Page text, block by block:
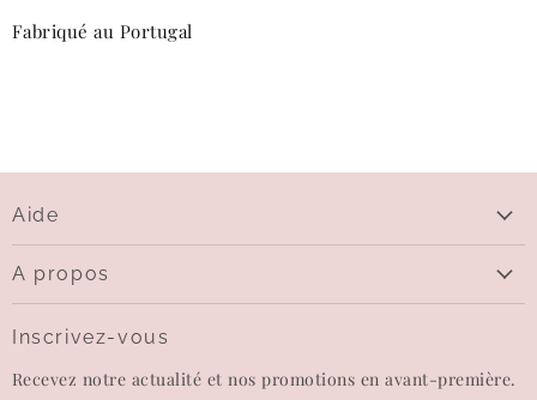
Fabriqué au Portugal
Aide
Livraison
Questions sur le paiement
A propos
Contactez-nous
Carte-cadeau
Inscrivez-vous
Recevez notre actualité et nos promotions en avant-première.